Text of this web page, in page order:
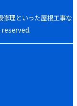
理といった屋根工事な
reserved.